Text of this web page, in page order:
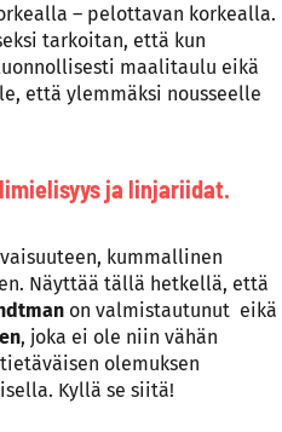
– pelottavan korkealla.
tarkoitan, että kun
maalitaulu eikä
että ylemmäksi nousseelle
ja linjariidat.
kummallinen
Näyttää tällä hetkellä, että
on valmistautunut eikä
, joka ei ole niin vähän
olemuksen
Kyllä se siitä!